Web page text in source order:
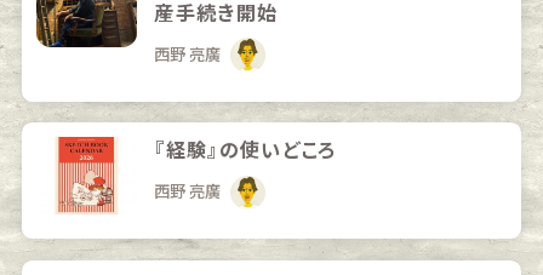
産手続き開始
西野 亮廣
『経験』の使いどころ
西野 亮廣